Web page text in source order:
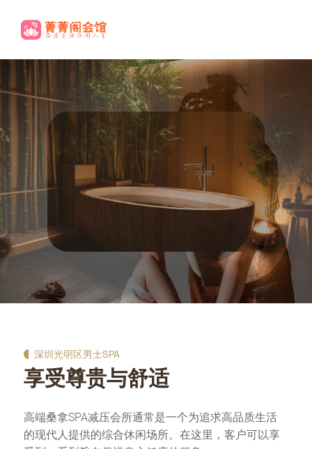
养生欢迎您
致体验
养生欢迎您
高端养生
尊贵享受.
极致体验
深圳光明区男士SPA
享受尊贵与舒适
高端桑拿SPA减压会所通常是一个为追求高品质生活
的现代人提供的综合休闲场所。在这里，客户可以享